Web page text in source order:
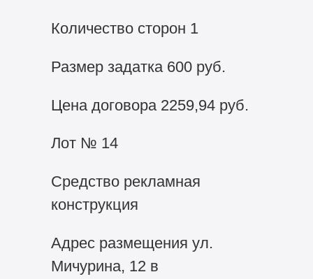
Количество сторон 1
Размер задатка 600 руб.
Цена договора 2259,94 руб.
Лот № 14
Средство рекламная
конструкция
Адрес размещения ул.
Мичурина, 12 в